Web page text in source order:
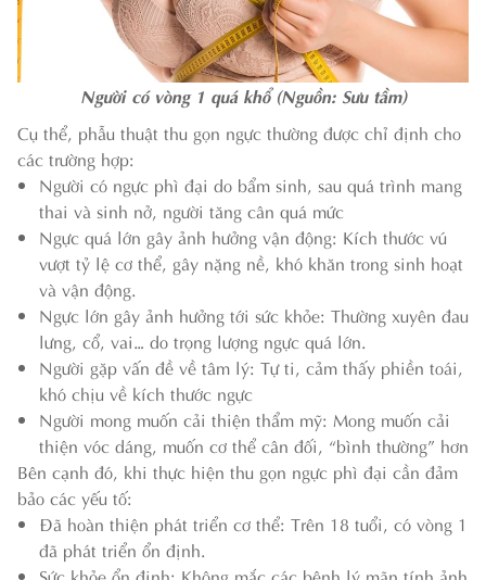
Người có vòng 1 quá khổ (Nguồn: Sưu tầm)
Cụ thể, phẫu thuật thu gọn ngực thường được chỉ định cho
các trường hợp:
Người có ngực phì đại do bẩm sinh, sau quá trình mang
thai và sinh nở, người tăng cân quá mức
Ngực quá lớn gây ảnh hưởng vận động: Kích thước vú
vượt tỷ lệ cơ thể, gây nặng nề, khó khăn trong sinh hoạt
và vận động.
Ngực lớn gây ảnh hưởng tới sức khỏe: Thường xuyên đau
lưng, cổ, vai… do trọng lượng ngực quá lớn.
Người gặp vấn đề về tâm lý: Tự ti, cảm thấy phiền toái,
khó chịu về kích thước ngực
Người mong muốn cải thiện thẩm mỹ: Mong muốn cải
thiện vóc dáng, muốn cơ thể cân đối, “bình thường” hơn
Bên cạnh đó, khi thực hiện thu gọn ngực phì đại cần đảm
bảo các yếu tố:
Đã hoàn thiện phát triển cơ thể: Trên 18 tuổi, có vòng 1
đã phát triển ổn định.